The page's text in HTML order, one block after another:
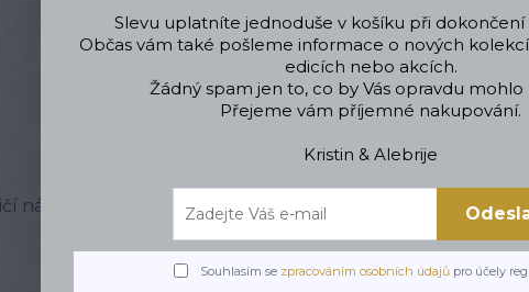
Úvod ŠPERKY Náhrdelníky Náhrdelník z chirurgické oceli
Kočičí náramek
Náramek
Hledáte
šňůrky je
Nabízíme
Vyjádřete
Slevu uplatníte jednoduše v košíku při dokončení
Občas vám také pošleme informace o nových
edicích nebo akcích.
Žádný spam jen to, co by Vás opravdu mohlo
Přejeme vám příjemné nakupování.
Kristin & Alebrije
Souhlasím se zpracováním osobních údajů pro účely